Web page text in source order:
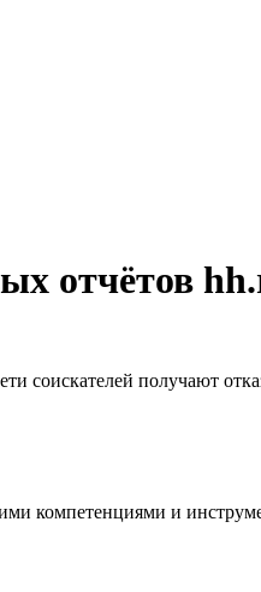
отчётов
соискателей получают
компетенциями и